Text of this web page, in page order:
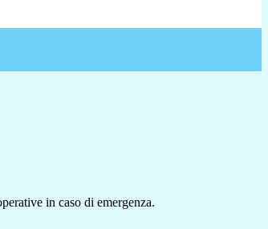
in caso di emergenza.